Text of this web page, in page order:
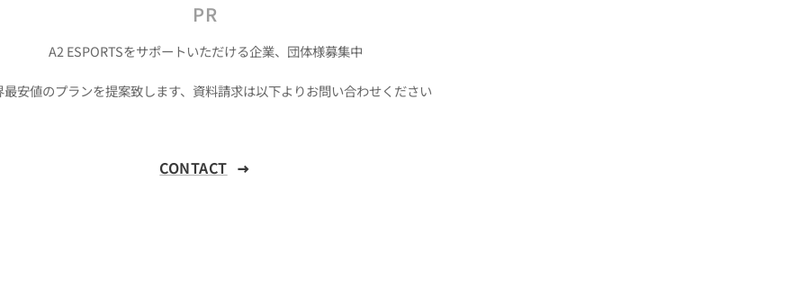
PR
A2 ESPORTSをサポートいただける企業、団体様募集中
最安値のプランを提案致します、資料請求は以下よりお問い合わせください
CONTACT